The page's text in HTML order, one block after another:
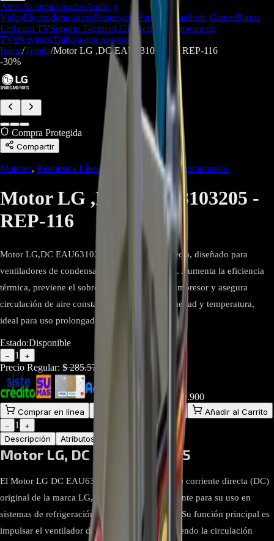
Aires AcondicionadosAudio y
VideoElectrodomesticosRepuestos/HerramientasSeríe GamerBarras
Led para TVSoporte TécnicoLGP/Acrilico
Firmware de
TVsServiciosTrabaja con nosotros
Inicio/Tienda/Motor LG ,DC EAU63103205 - REP-116
-30%
Compra Protegida
Compartir
Motores, Repuestos Línea Blanca Repuestos/Herramientas
Motor LG ,DC EAU63103205 -
REP-116
Motor LG,DC EAU63103205 de corriente directa, diseñado para
ventiladores de condensador en refrigeradores. Aumenta la eficiencia
térmica, previene el sobrecalentamiento del compresor y asegura
circulación de aire constante. Resistente a humedad y temperatura,
ideal para uso prolongado en ambientes fríos.
Estado:Disponible
− 1 +
Precio Regular: $285.571
$ 199.900
Comprar en línea Comprar y Recoger
Añadir al Carrito
−
1
+
Descripción
Atributos
Motor LG, DC EAU63103205
El Motor LG DC EAU63103205 es un motor de corriente directa (DC)
original de la marca LG, diseñado específicamente para su uso en
sistemas de refrigeración de refrigeradores LG. Su función principal es
impulsar el ventilador del condensador, permitiendo la circulación